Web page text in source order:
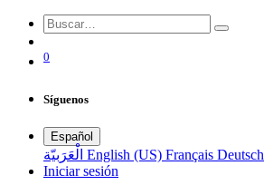
0
Síguenos
Español
الْعَرَبيّة English (US) Français Deutsch
Iniciar sesión